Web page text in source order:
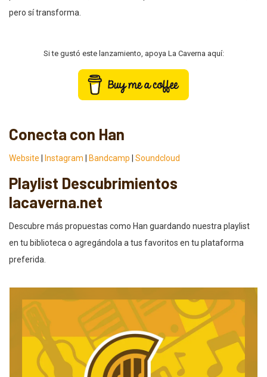
pero sí transforma.
Si te gustó este lanzamiento, apoya La Caverna aquí:
Conecta con Han
Website Instagram Bandcamp Soundcloud
Playlist Descubrimientos
lacaverna.net
Descubre más propuestas como Han guardando nuestra playlist
en tu biblioteca o agregándola a tus favoritos en tu plataforma
preferida.